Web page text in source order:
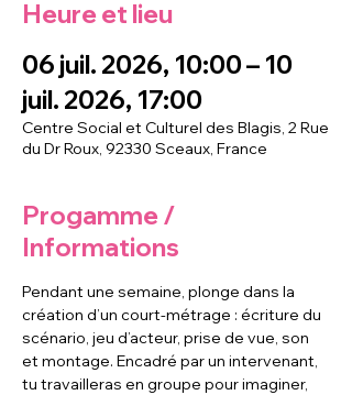
Heure et lieu
06 juil. 2026, 10:00 – 10
juil. 2026, 17:00
Centre Social et Culturel des Blagis, 2 Rue
du Dr Roux, 92330 Sceaux, France
Progamme /
Informations
Pendant une semaine, plonge dans la
création d’un court‑métrage : écriture du
scénario, jeu d’acteur, prise de vue, son
et montage. Encadré par un intervenant,
tu travailleras en groupe pour imaginer,